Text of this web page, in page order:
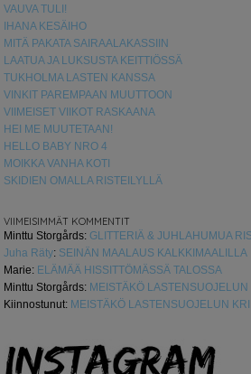
VAUVA TULI!
IHANA KESÄIHO
MITÄ PAKATA SAIRAALAKASSIIN
LAATUA JA LUKSUSTA KEITTIÖSSÄ
TUKHOLMA LASTEN KANSSA
VINKIT PAREMPAAN MUUTTOON
VIIMEISET VIIKOT RASKAANA
HEI ME MUUTETAAN!
HELLO BABY NRO 4
MOIKKA VANHA KOTI
SKIDIEN OMALLA RISTEILYLLÄ
VIIMEISIMMÄT KOMMENTIT
Minttu Storgårds: GLITTERIÄ & JUHLAHUMUA
Juha Räty: SEINÄN MAALAUS KALKKIMAALILLA
Marie: ELÄMÄÄ HISSITTÖMÄSSÄ TALOSSA
Minttu Storgårds: MEISTÄKÖ
Kiinnostunut: MEISTÄKÖ LASTENSUOJELUN